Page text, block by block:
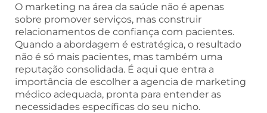
O marketing na área da saúde não é apenas
sobre promover serviços, mas construir
relacionamentos de confiança com pacientes.
Quando a abordagem é estratégica, o resultado
não é só mais pacientes, mas também uma
reputação consolidada. É aqui que entra a
importância de escolher a agencia de marketing
médico adequada, pronta para entender as
necessidades específicas do seu nicho.